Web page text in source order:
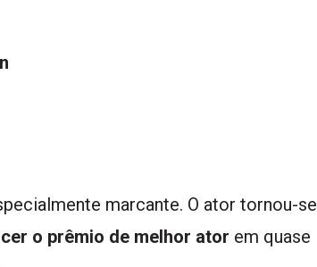
marcante. O ator tornou-se
o prêmio de melhor ator em quase